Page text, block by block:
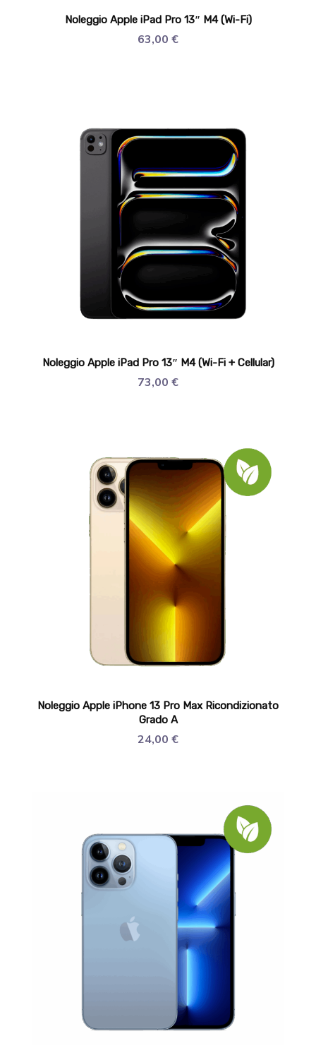
Noleggio Apple iPad Pro 13″ M4 (Wi-Fi)
63,00 €
Noleggio Apple iPad Pro 13″ M4 (Wi-Fi + Cellular)
73,00 €
Noleggio Apple iPhone 13 Pro Max Ricondizionato
Grado A
24,00 €